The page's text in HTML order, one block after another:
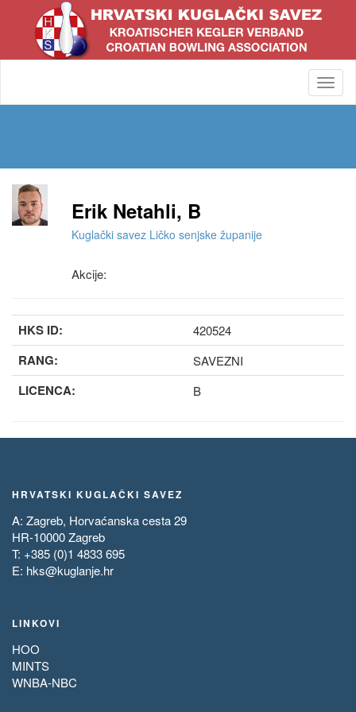
Erik Netahli, B
Kuglački savez Ličko senjske županije
Akcije:
HKS ID: 420524
RANG: SAVEZNI
LICENCA: B
HRVATSKI KUGLAČKI SAVEZ
A: Zagreb, Horvaćanska cesta 29
HR-10000 Zagreb
T: +385 (0)1 4833 695
E: hks@kuglanje.hr
LINKOVI
HOO
MINTS
WNBA-NBC